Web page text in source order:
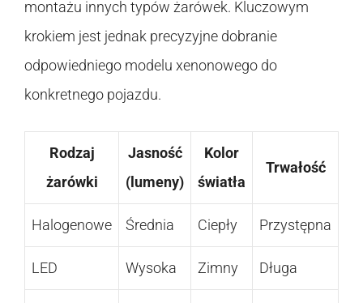
montażu innych typów żarówek. Kluczowym
krokiem jest jednak precyzyjne dobranie
odpowiedniego modelu xenonowego do
konkretnego pojazdu.
Rodzaj
żarówki
Jasność
(lumeny)
Kolor
światła
Trwałość
Halogenowe Średnia Ciepły Przystępna
LED Wysoka Zimny Długa